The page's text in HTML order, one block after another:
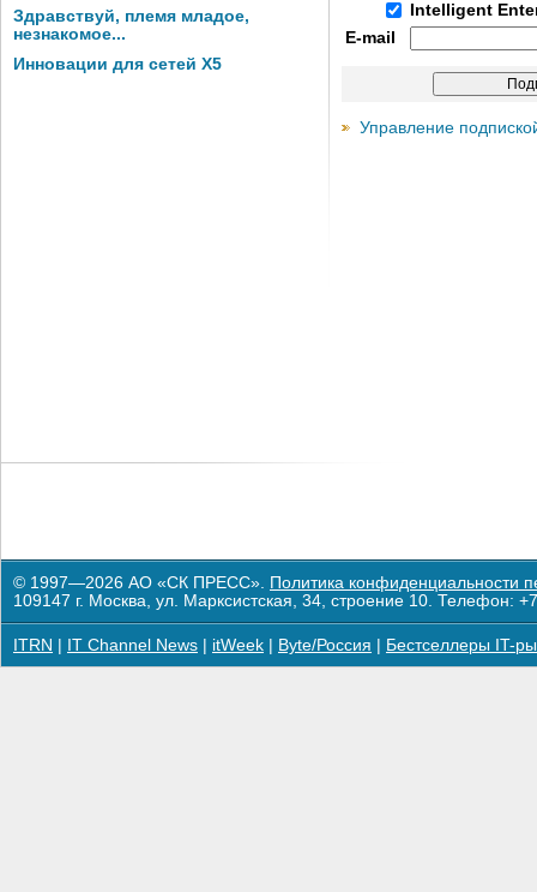
Здравствуй, племя младое,
незнакомое...
Инновации для сетей X5
Intelligent
E-mail
Управление
© 1997—2026 АО «СК ПРЕСС». Политика конфиденциальности
109147 г. Москва, ул. Марксистская, 34, строение 10. Телефон:
ITRN IT Channel News itWeek Byte/Россия Бестселлеры IT-